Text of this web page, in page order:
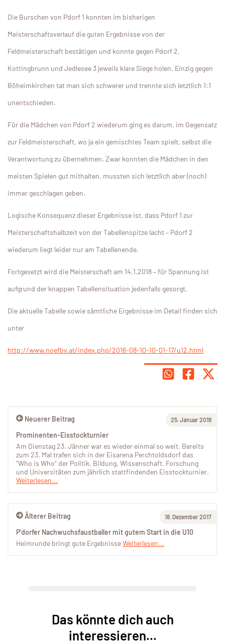
Die Burschen von Pdorf 1 konnten im bisherigen
Meisterschaftsverlauf die guten Ergebnisse von der
Feldmeisterschaft bestätigen und konnte gegen Pdorf 2,
Kottingbrunn und Jedlesee 3 jeweils klare Siege holen. Einzig gegen
Böheimkirchen tat man sich schwerer und trennte sich letztlich 1:1
unentschieden.
Für die Mädchen von Pdorf 2 wiederum ging es darum, im Gegensatz
zur Feldmeisterschaft, wo ja ein gemischtes Team spielt, selbst die
Verantwortung zu übernehmen. Zwar konnten die Mädchen in den
meisten Spielen gut mithalten, mussten sich letztlich aber (noch)
immer geschlagen geben.
Logische Konsequenz dieser Ergebnisse ist, dass Pdorf 1 zur
Meisterschaftshalbzeit von der Tabellenspitze lacht – Pdorf 2
wiederum liegt leider nur am Tabellenende.
Fortgesetzt wird die Meisterschaft am 14.1.2018 – für Spannung ist
aufgrund der knappen Tabellensituation jedenfalls gesorgt.
Die aktuelle Tabelle sowie sämtliche Ergebnisse im Detail finden sich
unter
http://www.noefbv.at/index.php/2016-08-10-10-01-17/u12.html
Älterer Beitrag 18. Dezember 2017
P’dorfer Nachwuchsfaustballer mit gutem Start in die U10
Heimrunde bringt gute ErgebnisseWeiterlesen...
Neuerer Beitrag 25. Januar 2018
Prominenten-Eisstockturnier
Am Dienstag 23. Jänner war es wieder einmal so weit. Bereits
zum 23. Mal trafen sich in der Eisarena Perchtoldsdorf das
"Who is Who" der Politik, Bildung, Wissenschaft, Forschung
und Universitäten zum jährlich stattfindenden Eisstockturnier.
Weiterlesen...
Das könnte dich auch
interessieren...